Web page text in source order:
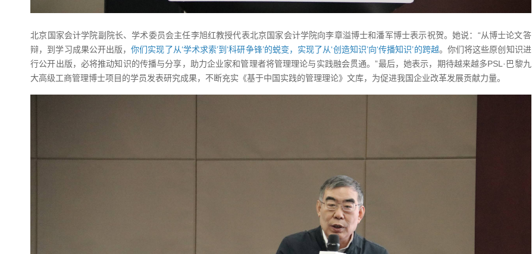
北京国家会计学院副院长、学术委员会主任李旭红教授代表北京国家会计学院向李章溢博士和潘军博士表示祝贺。她说：“从博士论文答
辩，到学习成果公开出版，你们实现了从‘学术求索’到‘科研争锋’的蜕变，实现了从‘创造知识’向‘传播知识’的跨越。你们将这些原创知识进
行公开出版，必将推动知识的传播与分享，助力企业家和管理者将管理理论与实践融会贯通。”最后，她表示，期待越来越多PSL·巴黎九
大高级工商管理博士项目的学员发表研究成果，不断充实《基于中国实践的管理理论》文库，为促进我国企业改革发展贡献力量。